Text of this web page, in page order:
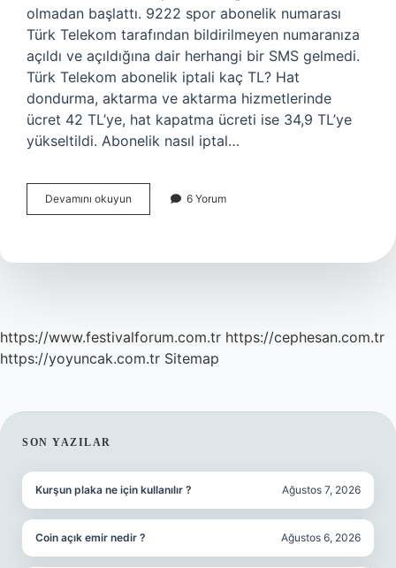
olmadan başlattı. 9222 spor abonelik numarası
Türk Telekom tarafından bildirilmeyen numaranıza
açıldı ve açıldığına dair herhangi bir SMS gelmedi.
Türk Telekom abonelik iptali kaç TL? Hat
dondurma, aktarma ve aktarma hizmetlerinde
ücret 42 TL’ye, hat kapatma ücreti ise 34,9 TL’ye
yükseltildi. Abonelik nasıl iptal…
Devamını okuyun
Iptal
Kadar
6 Yorum
https://www.festivalforum.com.tr https://cephesan.com.tr
https://yoyuncak.com.tr Sitemap
SIDEBAR
SON YAZILAR
Kurşun plaka ne için kullanılır ? Ağustos 7, 2026
Coin açık emir nedir ? Ağustos 6, 2026